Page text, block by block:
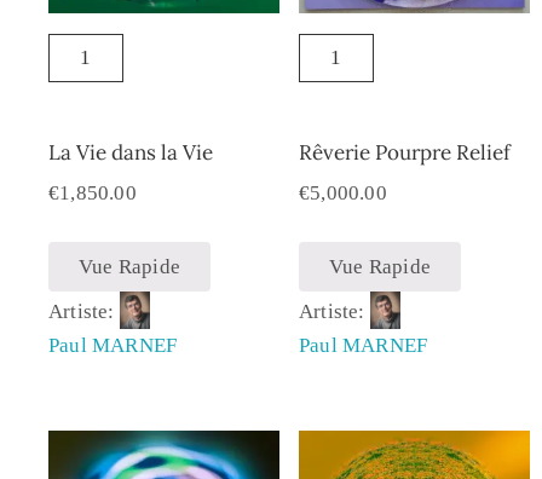
La Vie dans la Vie
€1,850.00
Vue Rapide
Artiste:
Paul MARNEF
Rêverie Pourpre Relief
€5,000.00
Vue Rapide
Artiste:
Paul MARNEF